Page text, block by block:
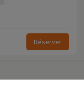
Réserver